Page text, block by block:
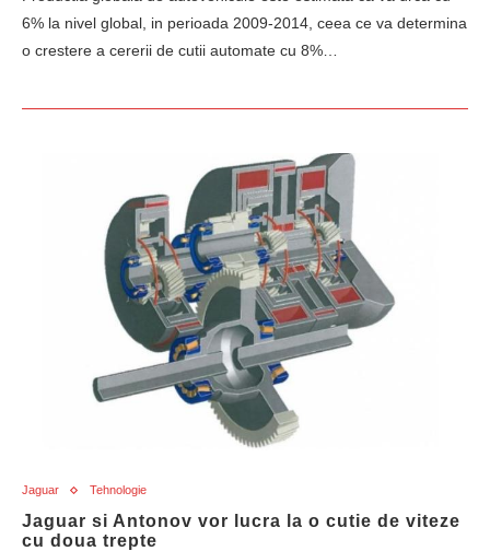
6% la nivel global, in perioada 2009-2014, ceea ce va determina
o crestere a cererii de cutii automate cu 8%…
Jaguar Tehnologie
Jaguar si Antonov vor lucra la o cutie de viteze
cu doua trepte